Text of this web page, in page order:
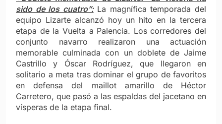
sido de los cuatro”:La magnífica temporada del
equipo Lizarte alcanzó hoy un hito en la tercera
etapa de la Vuelta a Palencia. Los corredores del
conjunto navarro realizaron una actuación
memorable culminada con un doblete de Jaime
Castrillo y Óscar Rodríguez, que llegaron en
solitario a meta tras dominar el grupo de favoritos
en defensa del maillot amarillo de Héctor
Carretero, que pasó a las espaldas del jacetano en
vísperas de la etapa final.